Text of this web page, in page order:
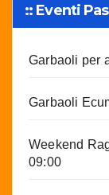
:: Eventi
Garbaoli per
Garbaoli
Weekend
09:00